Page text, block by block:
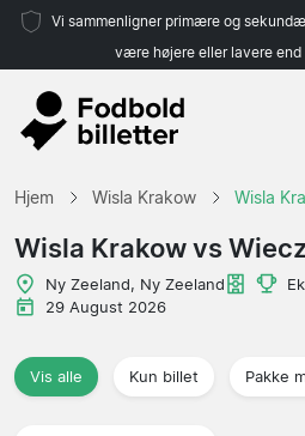
Vi sammenligner primære og
være højere eller lavere
Hjem Wisla Krakow Wisla
Wisla Krakow vs
Ny Zeeland, Ny Zeeland
29 August 2026
Vis alle Kun billet Pakke